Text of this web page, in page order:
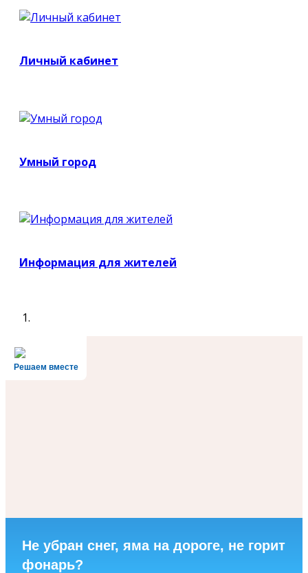
Личный кабинет
Умный город
Информация для жителей
Решаем вместе
Не убран снег, яма на дороге, не горит
фонарь?